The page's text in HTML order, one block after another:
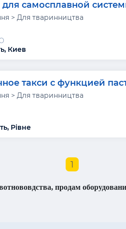
самосплавной
> Для тваринництва
Киев
такси с функцией
> Для тваринництва
Рівне
1
продам